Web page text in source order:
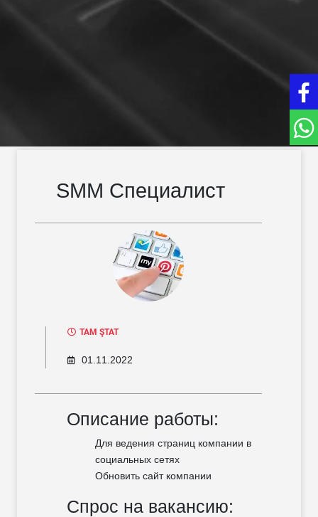
SMM Специалист
TAM ŞTAT
01.11.2022
Описание работы:
Для ведения страниц компании в
социальных сетях
Обновить сайт компании
Спрос на вакансию: